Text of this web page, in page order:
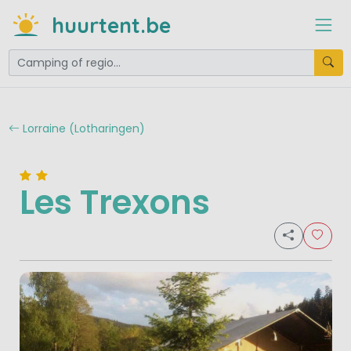
huurtent.be
Lorraine (Lotharingen)
Les Trexons